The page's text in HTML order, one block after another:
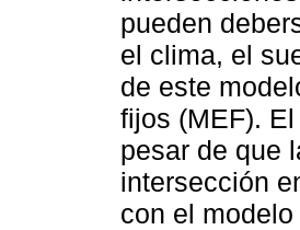
pueden
el clima, el
de este
fijos (MEF).
pesar de que
intersección
con el